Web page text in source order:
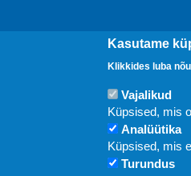
Kasutame
Klikkides luba
Vajalikud
Küpsised, mis
Analüütika
Küpsised, mis
Turundus